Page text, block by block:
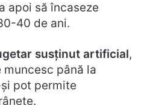
apoi să încaseze
40 de ani.
susținut artificial,
până la
pot permite